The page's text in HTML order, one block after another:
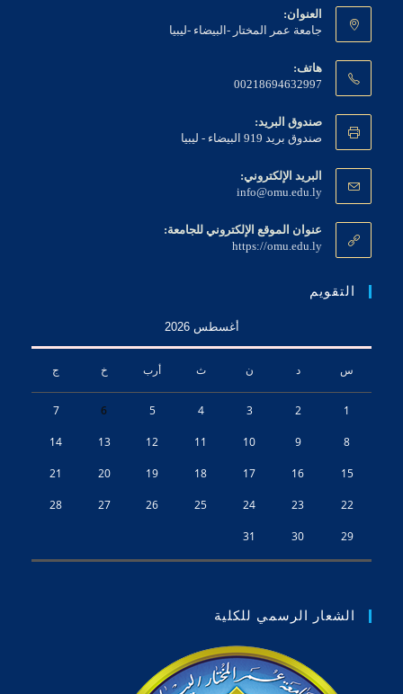
العنوان:
جامعة عمر المختار -البيضاء -ليبيا
هاتف:
00218694632997
صندوق البريد:
صندوق بريد 919 البيضاء - ليبيا
البريد الإلكتروني:
info@omu.edu.ly
Opens
your
application
عنوان الموقع الإلكتروني للجامعة:
https://omu.edu.ly
التقويم
أغسطس 2026
س د ن ث أرب خ ج
1
2
3
4
5
6
7
8
9
10
11
12
13
14
15
16
17
18
19
20
21
22
23
24
25
26
27
28
29
30
31
الشعار الرسمي للكلية